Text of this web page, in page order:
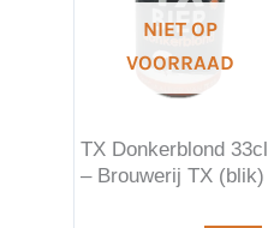
NIET OP
VOORRAAD
TX Donkerblond 33cl
– Brouwerij TX (blik)